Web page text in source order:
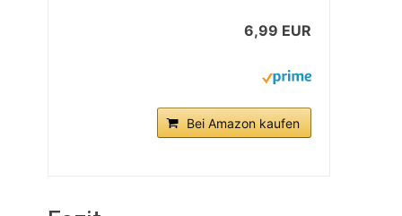
6,99 EUR
Bei Amazon kaufen